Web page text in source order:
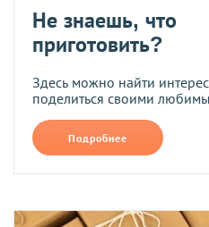
Не знаешь, что
приготовить?
Здесь можно найти
поделиться своими
Подробнее